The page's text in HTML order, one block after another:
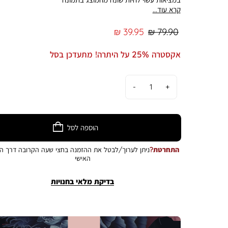
קרא עוד...
מחיר
39.95 ₪
מחיר
79.90 ₪
אקסטרה 25% על היתרה! מתעדכן בסל
הוספה לסל
התחרטת?ניתן לערוך/לבטל את ההזמנה בחצי שעה הקרובה דרך
האישי
בדיקת מלאי בחנויות